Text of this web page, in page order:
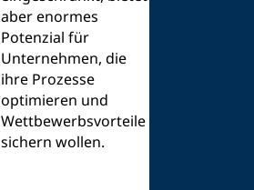
aber enormes
Potenzial für
Unternehmen, die
ihre Prozesse
optimieren und
Wettbewerbsvorteile
sichern wollen.